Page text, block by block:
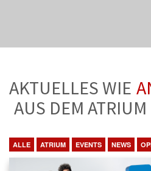
AKTUELLES WIE
AUS DEM
ALLE ATRIUM EVENTS NEWS